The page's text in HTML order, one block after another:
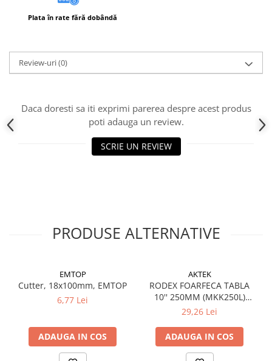
Instrumente de masurat si trasat
Rulete
Markere
elemente de fixare
Dibluri
Dibluri rosii SFX
Suruburi pentru lemn
Suruburi autoforante
Ancore mecanice
Plata în rate fără dobândă
Review-uri(0)
Daca doresti sa iti exprimi parerea despre acest produs
poti adauga un review.
SCRIE UN REVIEW
PRODUSE ALTERNATIVE
EMTOP
Cutter, 18x100mm, EMTOP
6,77 Lei
ADAUGA IN COS
AKTEK
RODEX FOARFECA TABLA
10'' 250MM (MKK250L)
(6/48)
29,26 Lei
ADAUGA IN COS